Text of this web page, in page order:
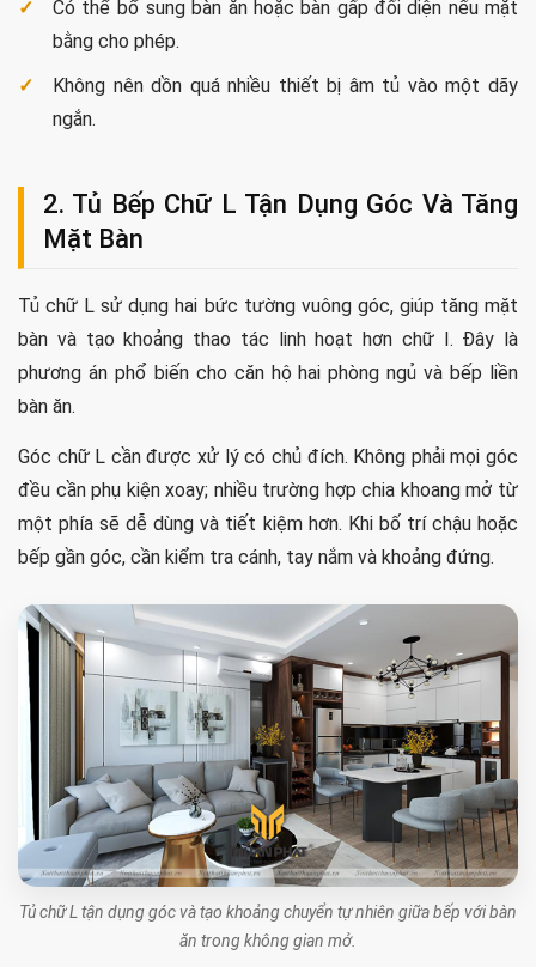
Có thể bổ sung bàn ăn hoặc bàn gấp đối diện nếu mặt
bằng cho phép.
Không nên dồn quá nhiều thiết bị âm tủ vào một dãy
ngắn.
2. Tủ Bếp Chữ L Tận Dụng Góc Và Tăng
Mặt Bàn
Tủ chữ L sử dụng hai bức tường vuông góc, giúp tăng mặt
bàn và tạo khoảng thao tác linh hoạt hơn chữ I. Đây là
phương án phổ biến cho căn hộ hai phòng ngủ và bếp liền
bàn ăn.
Góc chữ L cần được xử lý có chủ đích. Không phải mọi góc
đều cần phụ kiện xoay; nhiều trường hợp chia khoang mở từ
một phía sẽ dễ dùng và tiết kiệm hơn. Khi bố trí chậu hoặc
bếp gần góc, cần kiểm tra cánh, tay nắm và khoảng đứng.
Tủ chữ L tận dụng góc và tạo khoảng chuyển tự nhiên giữa bếp với bàn
ăn trong không gian mở.